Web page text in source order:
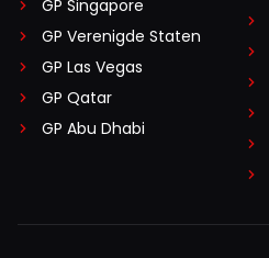
GP Singapore
GP Verenigde Staten
GP Las Vegas
GP Qatar
GP Abu Dhabi